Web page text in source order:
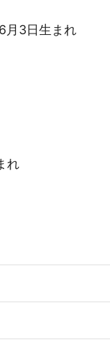
月3日生まれ
れ